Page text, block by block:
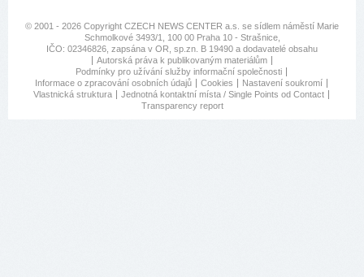
© 2001 - 2026 Copyright CZECH NEWS CENTER a.s. se sídlem náměstí Marie
Schmolkové 3493/1, 100 00 Praha 10 - Strašnice,
IČO: 02346826, zapsána v OR, sp.zn. B 19490 a dodavatelé obsahu
Autorská práva k publikovaným materiálům
Podmínky pro užívání služby informační společnosti
Informace o zpracování osobních údajů
Cookies
Nastavení soukromí
Vlastnická struktura
Jednotná kontaktní místa / Single Points od Contact
Transparency report